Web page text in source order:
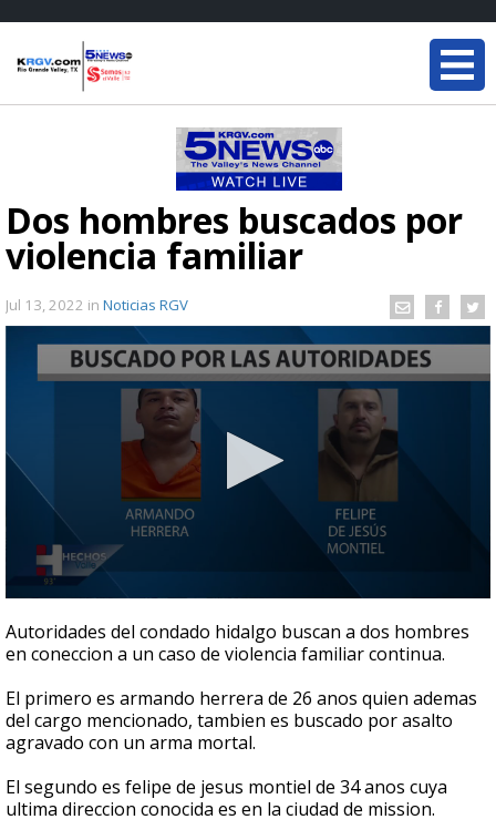
Dos hombres buscados por
violencia familiar
Jul 13, 2022 in Noticias RGV
seconds
of
31
Autoridades del condado hidalgo buscan a dos hombres
en coneccion a un caso de violencia familiar continua.
El primero es armando herrera de 26 anos quien ademas
del cargo mencionado, tambien es buscado por asalto
agravado con un arma mortal.
El segundo es felipe de jesus montiel de 34 anos cuya
ultima direccion conocida es en la ciudad de mission.